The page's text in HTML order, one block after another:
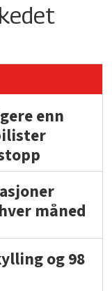
enn
måned
og 98